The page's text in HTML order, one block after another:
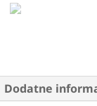
Dodatne